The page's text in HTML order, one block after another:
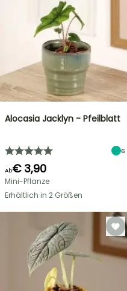
Alocasia Jacklyn - Pfeilblatt
6
Ab€ 3,90
Mini-Pflanze
Erhältlich in 2 Größen